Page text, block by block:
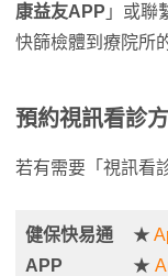
康益友APP 」或聯
快篩檢體到療院所
預約視訊看診
若有需要「視訊看
健保快易通
APP
★
★